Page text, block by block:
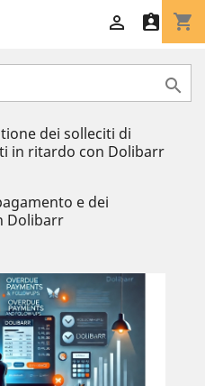
shopping_cart
 

dei solleciti di
in ritardo con Dolibarr
e dei
Dolibarr